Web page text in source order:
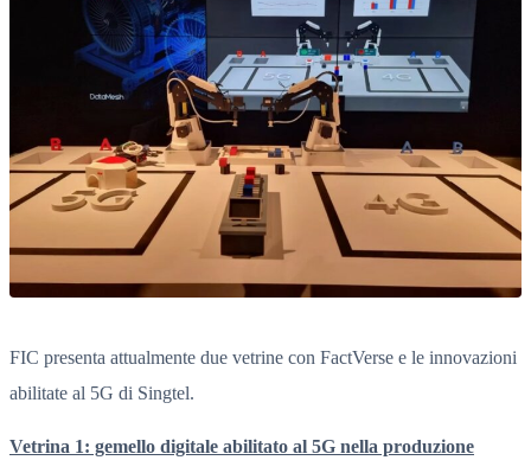
FIC presenta attualmente due vetrine con FactVerse e le innovazioni
abilitate al 5G di Singtel.
Vetrina 1: gemello digitale abilitato al 5G nella produzione